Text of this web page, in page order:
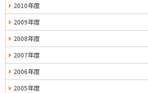
2010年度
2009年度
2008年度
2007年度
2006年度
2005年度